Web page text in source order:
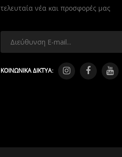
τελευταία νέα και προσφορές μας
ΚΟΙΝΩΝΙΚΑ ΔΙΚΤΥΑ: